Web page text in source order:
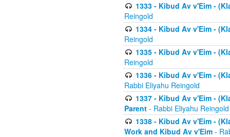
1333 - Kibud Av v'Eim -
Reingold
1334 - Kibud Av v'Eim -
Reingold
1335 - Kibud Av v'Eim -
Reingold
1336 - Kibud Av v'Eim -
Rabbi Eliyahu Reingold
1337 - Kibud Av v'Eim -
Parent - Rabbi Eliyahu Reingold
1338 - Kibud Av v'Eim -
Work and Kibud Av v'Eim -